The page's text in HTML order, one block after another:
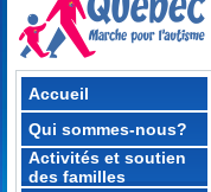
Accueil
Qui sommes-nous?
Activités et soutien
des familles